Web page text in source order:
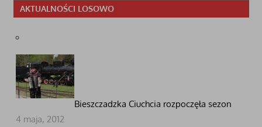
AKTUALNOŚCI LOSOWO
Bieszczadzka Ciuchcia rozpoczęła sezon
4 maja, 2012